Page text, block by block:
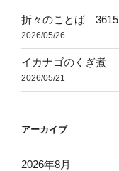
折々のことば 3615
2026/05/26
イカナゴのくぎ煮
2026/05/21
アーカイブ
2026年8月